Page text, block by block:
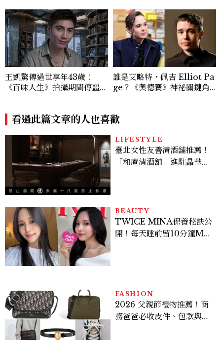
王凱驚傳過世享年43歲！
《百味人生》拍攝期間傳噩
誰是艾略特・佩吉 Elliot Pa
ge？《奧德賽》神祕關鍵角
事
看過此篇文章的人也喜歡
LIFESTYLE
臺北女性友善清酒舖推薦！
「和庵清酒舖」進駐晶華酒
BEAUTY
TWICE MINA保養秘訣公
開！每天睡前留10分鐘ME
FASHION
2026 父親節禮物推薦！商
務爸爸必收皮件、包款與鞋